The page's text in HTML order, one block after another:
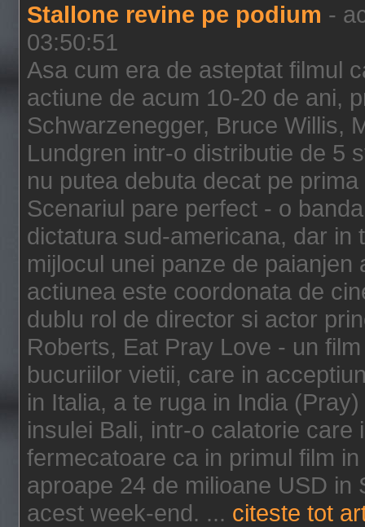
Stallone revine pe podium -
03:50:51
Asa cum era de asteptat filmul
actiune de acum 10-20 de ani,
Schwarzenegger, Bruce Willis,
Lundgren intr-o distributie de 5
nu putea debuta decat pe
Scenariul pare perfect - o
dictatura sud-americana, dar in
mijlocul unei panze de
actiunea este coordonata de
dublu rol de director si actor
Roberts, Eat Pray Love - un
bucuriilor vietii, care in
in Italia, a te ruga in India
insulei Bali, intr-o calatorie
fermecatoare ca in primul film
aproape 24 de milioane USD in
acest week-end. ... citeste tot